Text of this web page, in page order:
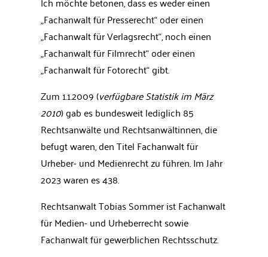
„Fachanwalt für Presserecht“ oder einen
„Fachanwalt für Verlagsrecht“, noch einen
„Fachanwalt für Filmrecht“ oder einen
„Fachanwalt für Fotorecht“ gibt.
Zum 1.1.2009 (verfügbare Statistik im März
2010) gab es bundesweit lediglich 85
Rechtsanwälte und Rechtsanwältinnen, die
befugt waren, den Titel Fachanwalt für
Urheber- und Medienrecht zu führen. Im Jahr
2023 waren es 438.
Rechtsanwalt Tobias Sommer ist Fachanwalt
für Medien- und Urheberrecht sowie
Fachanwalt für gewerblichen Rechtsschutz.